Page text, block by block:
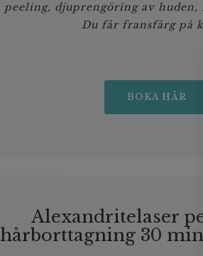
peeling, djuprengöring av huden,
Du får fransfärg på
BOKA HÄR
Alexandritelaser
hårborttagning 30